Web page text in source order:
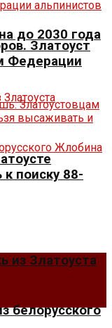
до 2030 года
Златоуста
белорусского
Златоуст
Федерации
поиску 88-